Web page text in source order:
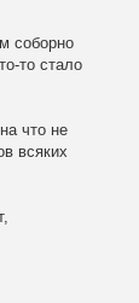
соборно
то стало
что не
всяких